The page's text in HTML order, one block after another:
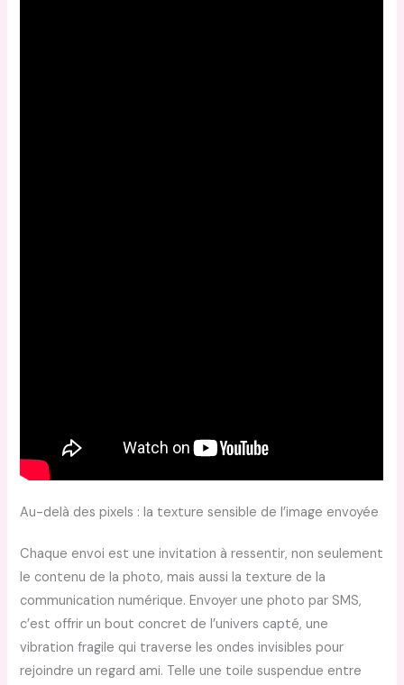
Au-delà des pixels : la texture sensible de l’image envoyée
Chaque envoi est une invitation à ressentir, non seulement
le contenu de la photo, mais aussi la texture de la
communication numérique. Envoyer une photo par SMS,
c’est offrir un bout concret de l’univers capté, une
vibration fragile qui traverse les ondes invisibles pour
rejoindre un regard ami. Telle une toile suspendue entre